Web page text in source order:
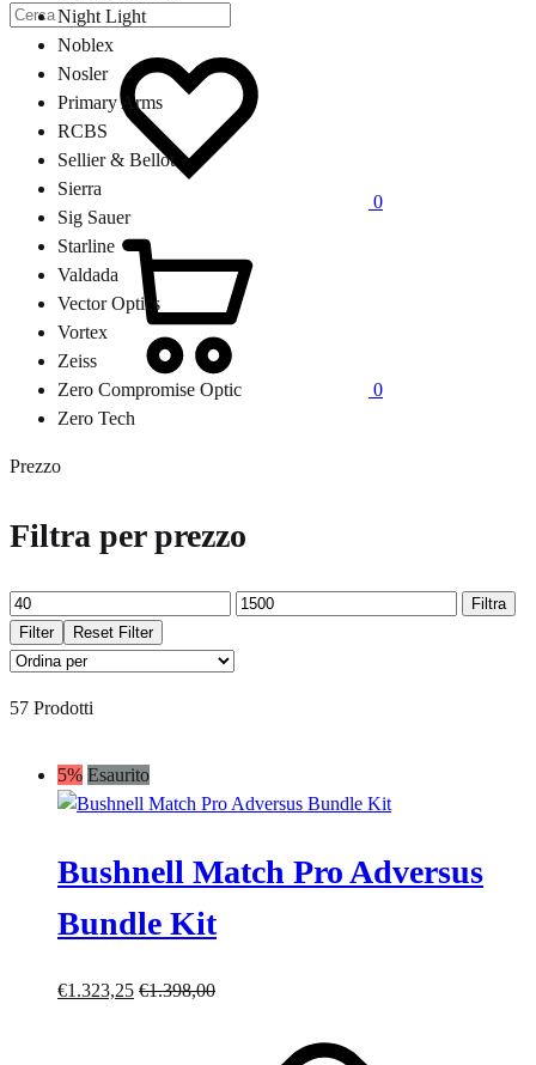
0
0
Night Light
Noblex
Nosler
Primary Arms
RCBS
Sellier & Bellot
Sierra
Sig Sauer
Starline
Valdada
Vector Optics
Vortex
Zeiss
Zero Compromise Optic
Zero Tech
Prezzo
Filtra per prezzo
Prezzo
Min
Prezzo
Filtra
Filter
Reset Filter
57 Prodotti
5% Esaurito
Bushnell Match Pro Adversus
Bundle Kit
€1.323,25 €1.398,00